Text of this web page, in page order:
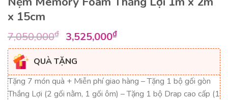
x 15cm
7,050,000₫ Giá
gốc
là:
7,050,000₫.
3,525,000₫Giá
hiện
là:
3,525,000₫.
QUÀ TẶNG
Tặng 7 món quà + Miễn phí giao hàng – Tặng 1 bộ gối gòn
Thắng Lợi (2 gối nằm, 1 gối ôm) – Tặng 1 bộ Drap cao cấp (1